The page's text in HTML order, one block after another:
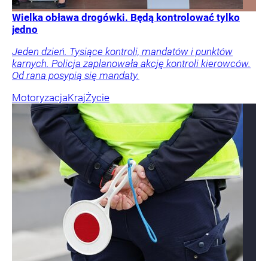
Wielka obława drogówki. Będą kontrolować tylko
jedno
Jeden dzień. Tysiące kontroli, mandatów i punktów
karnych. Policja zaplanowała akcję kontroli kierowców.
Od rana posypią się mandaty.
MotoryzacjaKrajŻycie